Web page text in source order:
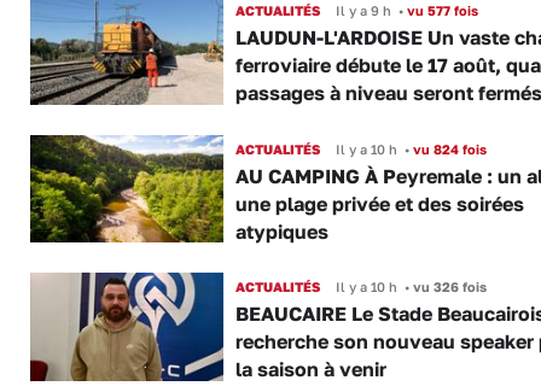
ACTUALITÉS Il y a 9 h •vu 577 fois
LAUDUN-L'ARDOISE Un vaste
ferroviaire débute le 17 août,
passages à niveau seront fermés
ACTUALITÉS Il y a 10 h •vu 824 fois
AU CAMPING À Peyremale : un
une plage privée et des soirées
atypiques
ACTUALITÉS Il y a 10 h •vu 326 fois
BEAUCAIRE Le Stade
recherche son nouveau speaker
la saison à venir